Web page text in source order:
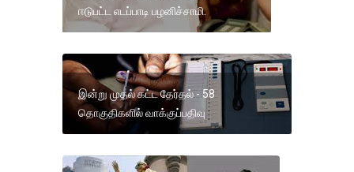
ஈடுபட்ட எடப்பாடி பழனிச்சாமி.
இன்று முதல் கட்ட தேர்தல் - 58
தொகுதிகளில் வாக்குப்பதிவு